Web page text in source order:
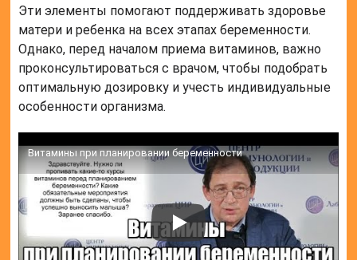
Эти элементы помогают поддерживать здоровье
матери и ребенка на всех этапах беременности.
Однако, перед началом приема витаминов, важно
проконсультироваться с врачом, чтобы подобрать
оптимальную дозировку и учесть индивидуальные
особенности организма.
Витамины при планировании беременности